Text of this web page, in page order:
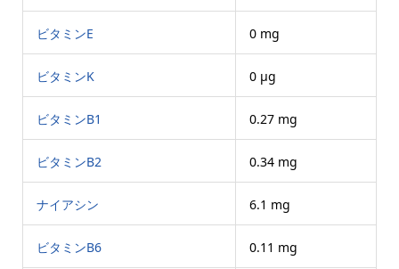
ビタミンE 0 mg
ビタミンK 0 μg
ビタミンB1 0.27 mg
ビタミンB2 0.34 mg
ナイアシン 6.1 mg
ビタミンB6 0.11 mg